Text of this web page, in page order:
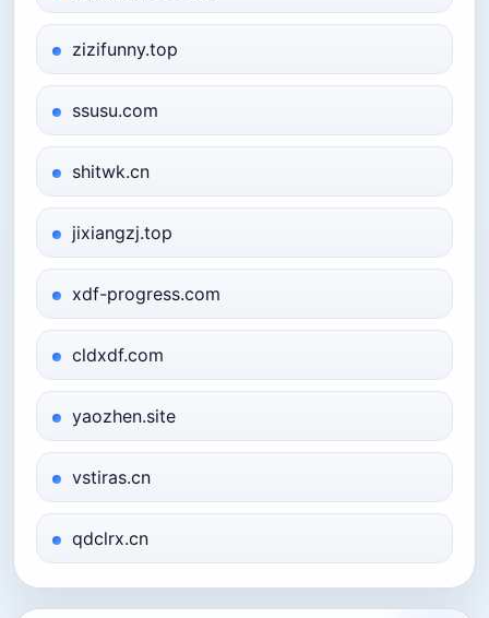
zizifunny.top
ssusu.com
shitwk.cn
jixiangzj.top
xdf-progress.com
cldxdf.com
yaozhen.site
vstiras.cn
qdclrx.cn